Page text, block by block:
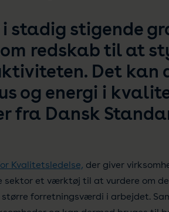
stadig stigende
redskab til at
Det
og energi i
fra Dansk
Kvalitetsledelse, der giver
et værktøj til at vurdere om
forretningsværdi i arbejdet.